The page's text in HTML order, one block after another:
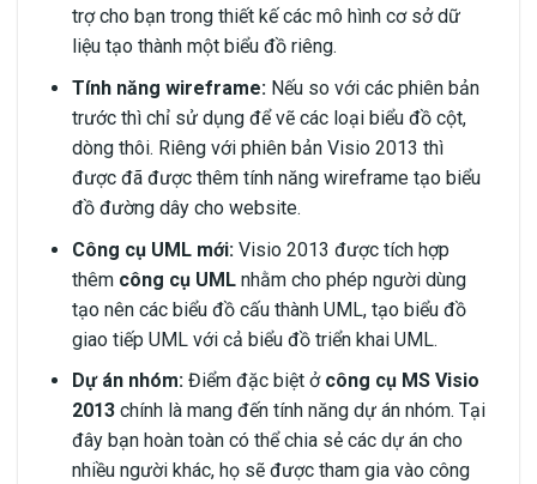
trợ cho bạn trong thiết kế các mô hình cơ sở dữ
liệu tạo thành một biểu đồ riêng.
Tính năng wireframe: Nếu so với các phiên bản
trước thì chỉ sử dụng để vẽ các loại biểu đồ cột,
dòng thôi. Riêng với phiên bản Visio 2013 thì
được đã được thêm tính năng wireframe tạo biểu
đồ đường dây cho website.
Công cụ UML mới: Visio 2013 được tích hợp
thêmcông cụ UMLnhằm cho phép người dùng
tạo nên các biểu đồ cấu thành UML, tạo biểu đồ
giao tiếp UML với cả biểu đồ triển khai UML.
Dự án nhóm: Điểm đặc biệt ở công cụ MS Visio
2013chính là mang đến tính năng dự án nhóm. Tại
đây bạn hoàn toàn có thể chia sẻ các dự án cho
nhiều người khác, họ sẽ được tham gia vào công